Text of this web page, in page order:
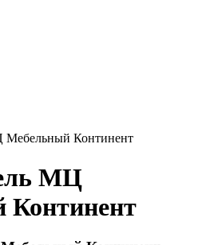
Мебельный Континент
МЦ